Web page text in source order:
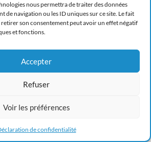
nous permettra de traiter des données
de navigation ou les ID uniques sur ce site. Le fait
retirer son consentement peut avoir un effet négatif
et fonctions.
Accepter
Refuser
Voir les préférences
de confidentialité